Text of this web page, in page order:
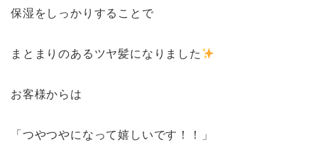
保湿をしっかりすることで
まとまりのあるツヤ髪になりました
お客様からは
「つやつやになって嬉しいです！！」